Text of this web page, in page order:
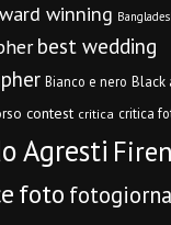
winning
best wedding
Bianco e nero Black
contest critica critica
Agresti
foto